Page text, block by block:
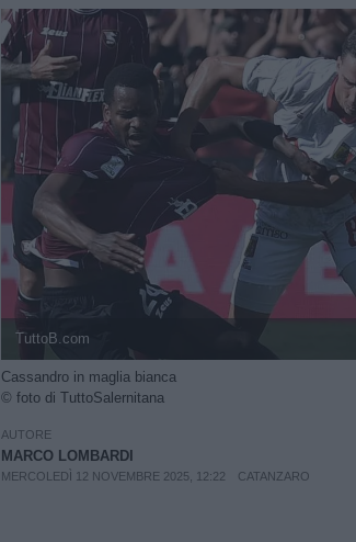
TuttoB.com
Cassandro in maglia bianca
© foto di TuttoSalernitana
AUTORE
MARCO LOMBARDI
MERCOLEDÌ 12 NOVEMBRE 2025, 12:22 CATANZARO